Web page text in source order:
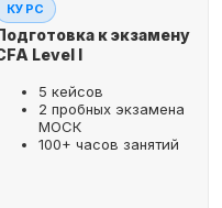
КУРС
к экзамену
Level I
5 кейсов
2 пробных экзамена
МОСК
100+ часов занятий